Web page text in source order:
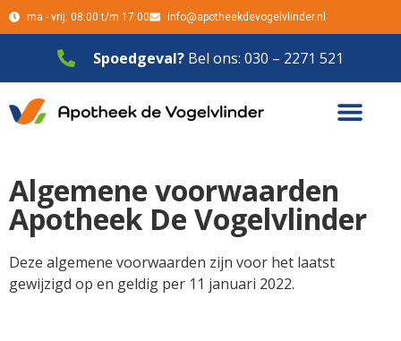
ma - vrij: 08:00 t/m 17:00 info@apotheekdevogelvlinder.nl
Spoedgeval? Bel ons: 030 – 2271 521
Algemene voorwaarden
Apotheek De Vogelvlinder
Deze algemene voorwaarden zijn voor het laatst
gewijzigd op en geldig per 11 januari 2022.